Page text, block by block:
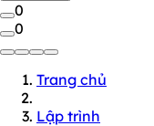
0
0
Trang chủ
Lập trình